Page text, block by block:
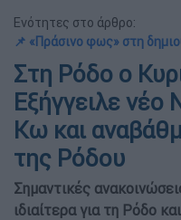
Ενότητες στο άρθρο:
📌 «Πράσινο φως» στη
Στη Ρόδο ο
Εξήγγειλε νέο
Κω και
της Ρόδου
Σημαντικές
ιδιαίτερα για τη Ρόδο